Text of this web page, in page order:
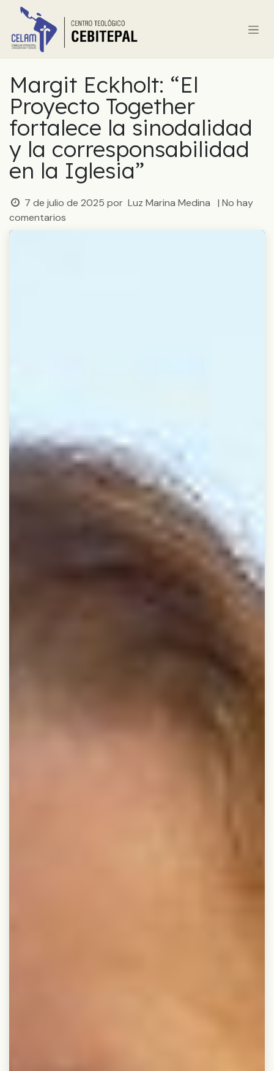
Ir al contenido
Margit Eckholt: “El
Proyecto Together
fortalece la sinodalidad
y la corresponsabilidad
en la Iglesia”
7 de julio de 2025 por Luz Marina Medina
| No hay
comentarios